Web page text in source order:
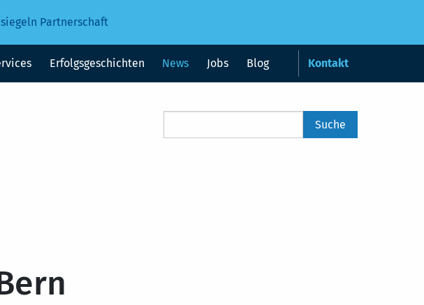
Partnerschaft
Erfolgsgeschichten News Jobs Blog Kontakt